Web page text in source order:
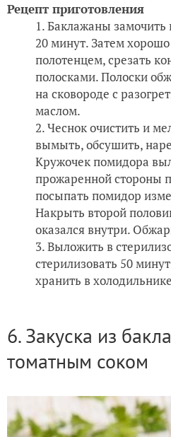
Рецепт приготовления
Баклажаны замочить
20 минут. Затем
полотенцем, срезать
полосками. Полоски
на сковороде с
маслом.
Чеснок очистить и
вымыть, обсушить,
Кружочек помидора
прожаренной стороны
посыпать помидор
Накрыть второй
оказался внутри.
Выложить в
стерилизовать 50
хранить в
6. Закуска из
томатным соком